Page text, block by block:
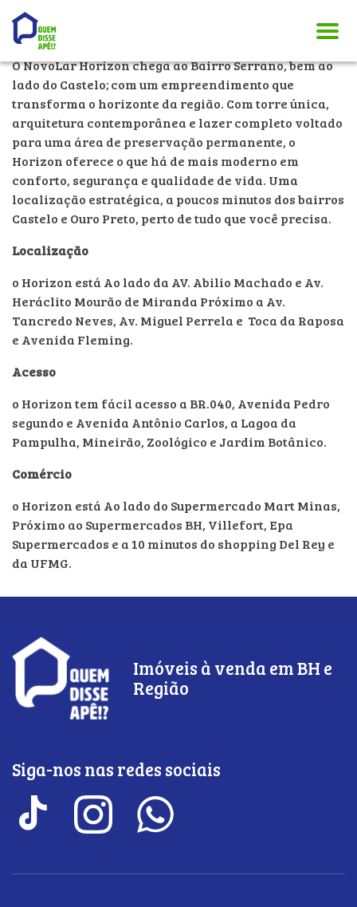
Novolar Horizon | Serrano – Belo
Horizonte
O NovoLar Horizon chega ao Bairro Serrano, bem ao
lado do Castelo; com um empreendimento que
transforma o horizonte da região. Com torre única,
arquitetura contemporânea e lazer completo voltado
para uma área de preservação permanente, o
Horizon oferece o que há de mais moderno em
conforto, segurança e qualidade de vida. Uma
localização estratégica, a poucos minutos dos bairros
Castelo e Ouro Preto, perto de tudo que você precisa.
Localização
o Horizon está Ao lado da AV. Abilio Machado e Av.
Heráclito Mourão de Miranda Próximo a Av.
Tancredo Neves, Av. Miguel Perrela e Toca da Raposa
e Avenida Fleming.
Acesso
o Horizon tem fácil acesso a BR.040, Avenida Pedro
segundo e Avenida Antônio Carlos, a Lagoa da
Pampulha, Mineirão, Zoológico e Jardim Botânico.
Comércio
o Horizon está Ao lado do Supermercado Mart Minas,
Próximo ao Supermercados BH, Villefort, Epa
Supermercados e a 10 minutos do shopping Del Rey e
da UFMG.
Imóveis à venda em BH e
Região
Siga-nos nas redes sociais